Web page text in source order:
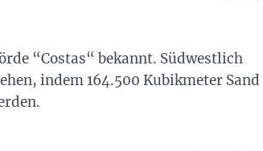
“Costas“ bekannt. Südwestlich
indem 164.500 Kubikmeter Sand